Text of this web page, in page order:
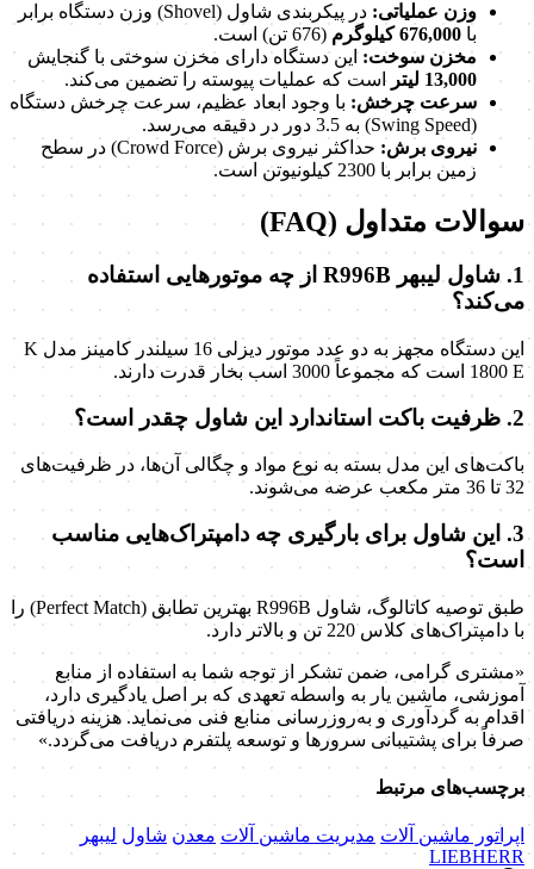
وزن عملیاتی:
در پیکربندی شاول (Shovel) وزن دستگاه برابر
با 676,000 کیلوگرم
(676 تن) است.
مخزن سوخت: این دستگاه دارای مخزن سوختی با گنجایش
13,000 لیتر
است که عملیات پیوسته را تضمین می‌کند.
سرعت چرخش: با وجود ابعاد عظیم، سرعت چرخش دستگاه
(Swing Speed) به 3.5 دور در دقیقه می‌رسد.
نیروی برش:
حداکثر نیروی برش (Crowd Force) در سطح
زمین برابر با 2300 کیلونیوتن است.
سوالات متداول (FAQ)
1. شاول لیبهر R996B از چه موتورهایی استفاده
می‌کند؟
این دستگاه مجهز به دو عدد موتور دیزلی 16 سیلندر کامینز مدل K
1800 E است که مجموعاً 3000 اسب بخار قدرت دارند.
2. ظرفیت باکت استاندارد این شاول چقدر است؟
باکت‌های این مدل بسته به نوع مواد و چگالی آن‌ها، در ظرفیت‌های
32 تا 36 متر مکعب عرضه می‌شوند.
3. این شاول برای بارگیری چه دامپتراک‌هایی مناسب
است؟
طبق توصیه کاتالوگ، شاول R996B بهترین تطابق (Perfect Match) را
با دامپتراک‌های کلاس 220 تن و بالاتر دارد.
«مشتری گرامی، ضمن تشکر از توجه شما به استفاده از منابع
آموزشی، ماشین یار به واسطه تعهدی که بر اصل یادگیری دارد،
اقدام به گردآوری و به‌روزرسانی منابع فنی می‌نماید. هزینه دریافتی
صرفاً برای پشتیبانی سرورها و توسعه پلتفرم دریافت می‌گردد.»
برچسب‌های مرتبط
اپراتور ماشین آلات مدیریت ماشین آلات معدن شاول لیبهر
LIEBHERR